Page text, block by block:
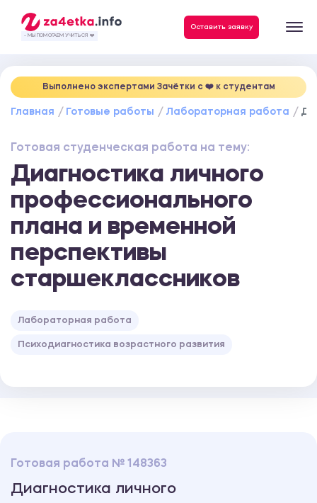
- МЫ ПОМОГАЕМ УЧИТЬСЯ ❤️
Оставить заявку
Выполнено экспертами Зачётки c ❤️ к студентам
Главная Готовые работы Лабораторная работа
Готовая студенческая работа на тему:
Диагностика личного
профессионального
плана и временной
перспективы
старшеклассников
Лабораторная работа
Психодиагностика возрастного развития
Готовая работа № 148363
Диагностика личного